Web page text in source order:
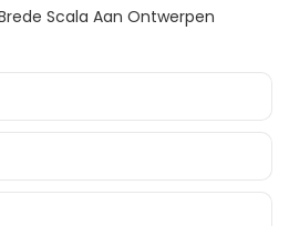
Scala Aan Ontwerpen